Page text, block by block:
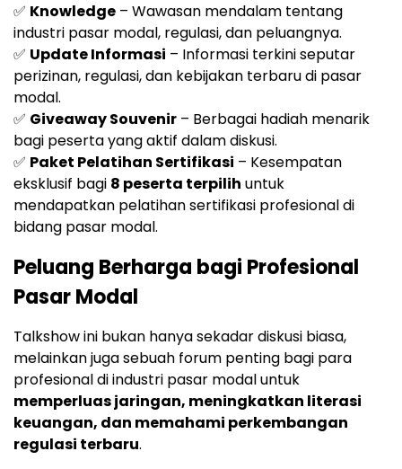
✅ Knowledge – Wawasan mendalam tentang
industri pasar modal, regulasi, dan peluangnya.
✅ Update Informasi – Informasi terkini seputar
perizinan, regulasi, dan kebijakan terbaru di pasar
modal.
✅ Giveaway Souvenir – Berbagai hadiah menarik
bagi peserta yang aktif dalam diskusi.
✅ Paket Pelatihan Sertifikasi – Kesempatan
eksklusif bagi 8 peserta terpilih untuk
mendapatkan pelatihan sertifikasi profesional di
bidang pasar modal.
Peluang Berharga bagi Profesional
Pasar Modal
Talkshow ini bukan hanya sekadar diskusi biasa,
melainkan juga sebuah forum penting bagi para
profesional di industri pasar modal untuk
memperluas jaringan, meningkatkan literasi
keuangan, dan memahami perkembangan
regulasi terbaru.